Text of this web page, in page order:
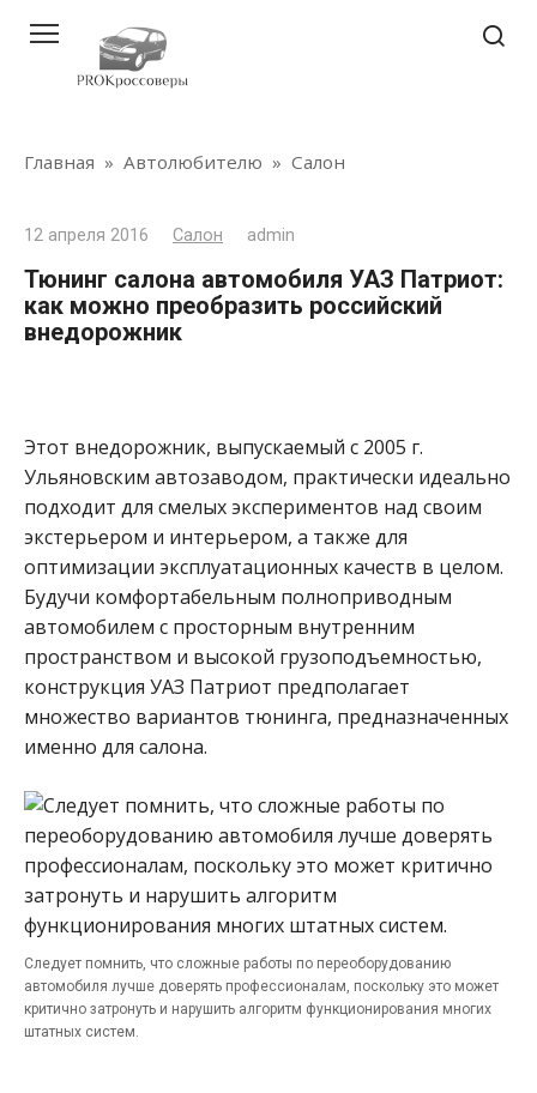
контенту
Главная » Автолюбителю » Салон
12 апреля 2016 Салон admin
Тюнинг салона автомобиля УАЗ Патриот:
как можно преобразить российский
внедорожник
Этот внедорожник, выпускаемый с 2005 г.
Ульяновским автозаводом, практически идеально
подходит для смелых экспериментов над своим
экстерьером и интерьером, а также для
оптимизации эксплуатационных качеств в целом.
Будучи комфортабельным полноприводным
автомобилем с просторным внутренним
пространством и высокой грузоподъемностью,
конструкция УАЗ Патриот предполагает
множество вариантов тюнинга, предназначенных
именно для салона.
Следует помнить, что сложные работы по переоборудованию
автомобиля лучше доверять профессионалам, поскольку это может
критично затронуть и нарушить алгоритм функционирования многих
штатных систем.